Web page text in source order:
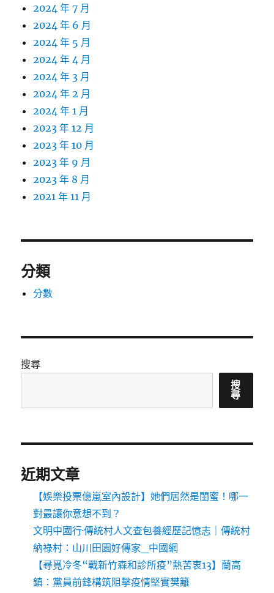
2024 年 7 月
2024 年 6 月
2024 年 5 月
2024 年 4 月
2024 年 3 月
2024 年 2 月
2024 年 1 月
2023 年 12 月
2023 年 10 月
2023 年 9 月
2023 年 8 月
2021 年 11 月
分類
分數
搜尋
搜
尋
近期文章
【娛樂投票億嵐室內設計】她們居然是閨蜜！哪一
對最讓你意想不到？
文明中國行·傳統村人文查包養經歷記憶志｜傳統村
納祿村：山川田園好傳家_中國網
【尋覓冷冬“戰新竹森和診所疫”熱苦衷13】蘭高
鎮：黨員前鋒構筑阻擊疫情堅實樊籬